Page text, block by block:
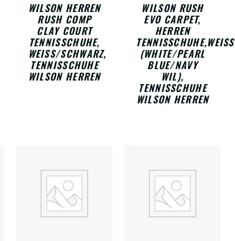
WILSON HERREN
RUSH COMP
CLAY COURT
TENNISSCHUHE,
WEISS/SCHWARZ, T
ENNISSCHUHE W
ILSON HERREN
WILSON RUSH
EVO CARPET,
HERREN
TENNISSCHUHE,WEISS (
WHITE/PEARL B
LUE/NAVY W
IL), T
ENNISSCHUHE W
ILSON HERREN